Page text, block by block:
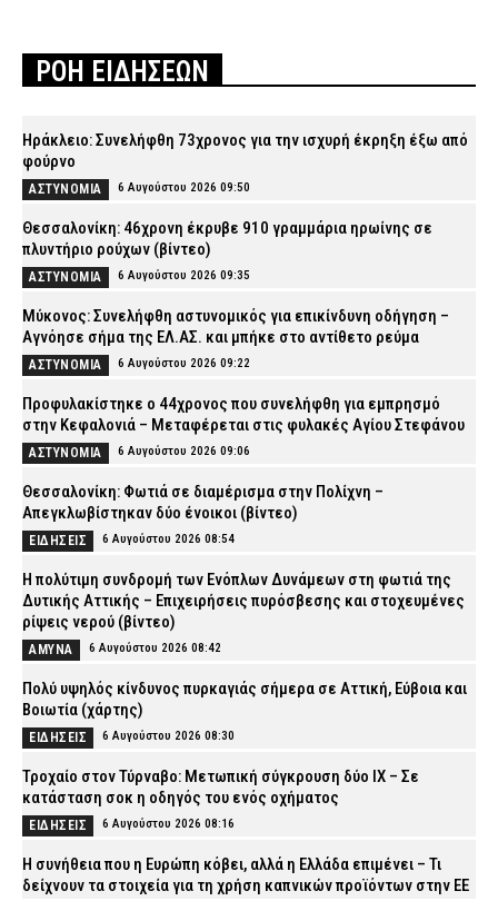
ΡΟΗ ΕΙΔΗΣΕΩΝ
Ηράκλειο: Συνελήφθη 73χρονος για την ισχυρή έκρηξη έξω από
φούρνο
ΑΣΤΥΝΟΜΙΑ 6 Αυγούστου 2026 09:50
Θεσσαλονίκη: 46χρονη έκρυβε 910 γραμμάρια ηρωίνης σε
πλυντήριο ρούχων (βίντεο)
ΑΣΤΥΝΟΜΙΑ 6 Αυγούστου 2026 09:35
Μύκονος: Συνελήφθη αστυνομικός για επικίνδυνη οδήγηση –
Αγνόησε σήμα της ΕΛ.ΑΣ. και μπήκε στο αντίθετο ρεύμα
ΑΣΤΥΝΟΜΙΑ 6 Αυγούστου 2026 09:22
Προφυλακίστηκε ο 44χρονος που συνελήφθη για εμπρησμό
στην Κεφαλονιά – Μεταφέρεται στις φυλακές Αγίου Στεφάνου
ΑΣΤΥΝΟΜΙΑ 6 Αυγούστου 2026 09:06
Θεσσαλονίκη: Φωτιά σε διαμέρισμα στην Πολίχνη –
Απεγκλωβίστηκαν δύο ένοικοι (βίντεο)
ΕΙΔΗΣΕΙΣ 6 Αυγούστου 2026 08:54
H πολύτιμη συνδρομή των Ενόπλων Δυνάμεων στη φωτιά της
Δυτικής Αττικής – Επιχειρήσεις πυρόσβεσης και στοχευμένες
ρίψεις νερού (βίντεο)
ΑΜΥΝΑ 6 Αυγούστου 2026 08:42
Πολύ υψηλός κίνδυνος πυρκαγιάς σήμερα σε Αττική, Εύβοια και
Βοιωτία (χάρτης)
ΕΙΔΗΣΕΙΣ 6 Αυγούστου 2026 08:30
Τροχαίο στον Τύρναβο: Μετωπική σύγκρουση δύο ΙΧ – Σε
κατάσταση σοκ η οδηγός του ενός οχήματος
ΕΙΔΗΣΕΙΣ 6 Αυγούστου 2026 08:16
Η συνήθεια που η Ευρώπη κόβει, αλλά η Ελλάδα επιμένει – Τι
δείχνουν τα στοιχεία για τη χρήση καπνικών προϊόντων στην ΕΕ